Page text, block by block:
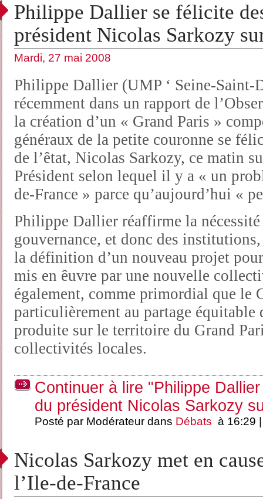
Philippe Dallier se félicite
président Nicolas Sarkozy
Mardi, 27 mai 2008
Philippe Dallier (UMP ‘ Seine-Saint-
récemment dans un rapport de
la création d’un « Grand Paris »
généraux de la petite couronne se
de l’êtat, Nicolas Sarkozy, ce matin
Président selon lequel il y a « un
de-France » parce qu’aujourd’hui «
Philippe Dallier réaffirme la
gouvernance, et donc des
la définition d’un nouveau projet
mis en êuvre par une nouvelle
également, comme primordial que le
particulièrement au partage équitable
produite sur le territoire du Grand
collectivités locales.
Continuer à lire "Philippe
du président Nicolas Sarkozy
Posté par Modérateur dans Débats à 16:29
Nicolas Sarkozy met en
l’Ile-de-France